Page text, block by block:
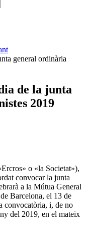
general ordinària
de la junta
2019
o «la Societat»),
convocar la junta
a la Mútua General
Barcelona, el 13 de
convocatòria, i, de no
del 2019, en el mateix